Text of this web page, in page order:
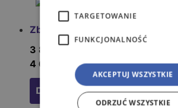
Zbiornik na olej napędowy JFC
3 804,00
4 678,92 zł (brutto)
Dodaj do koszyka
TARGETOWANIE
FUNKCJONALNOŚĆ
AKCEPTUJ WSZYSTKIE
ODRZUĆ WSZYSTKIE